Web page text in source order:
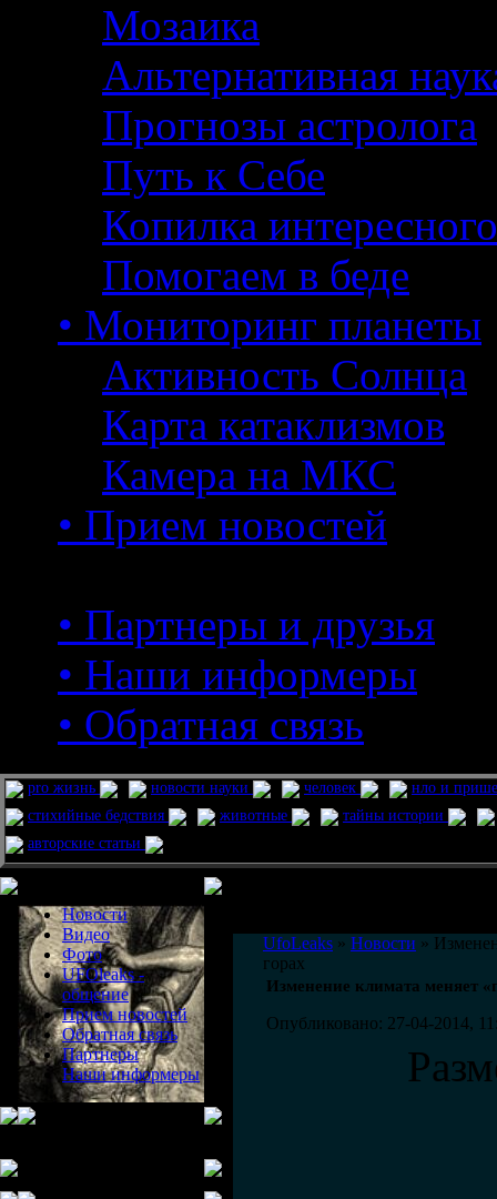
Мозаика
Альтернативная
Прогнозы астролога
Путь к Себе
Копилка интересного
Помогаем в беде
• Мониторинг планеты
Активность Солнца
Карта катаклизмов
Камера на МКС
• Прием новостей
• Партнеры и друзья
• Наши информеры
• Обратная связь
pro жизнь новости науки человек
нло и
стихийные бедствия
животные
тайны истории
авторские статьи
Новости
Видео
Фото
UFOleaks -
общение
Прием новостей
Обратная связь
Партнеры
Наши информеры
UfoLeaks » Новости »
горах
Изменение климата меняет
Опубликовано: 27-04-2014,